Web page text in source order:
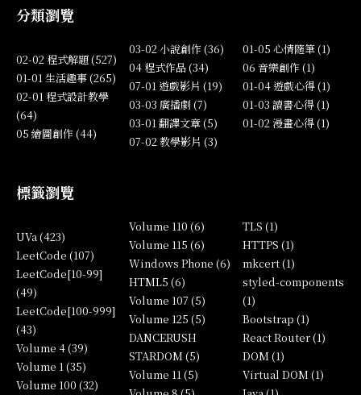
分類瀏覽
02-02 程式解題 (527)
01-01 生活趣事 (265)
02-01 程式設計教學
(64)
05 繪圖創作 (44)
03-02 小說創作 (36)
04 程式作品 (34)
07-01 遊戲影片 (19)
03-03 廣播劇 (7)
03-01 翻譯文章 (5)
07-02 教學影片 (3)
01-05 心情隨筆 (1)
06 音樂創作 (1)
01-04 遊戲心得 (1)
01-03 讀書心得 (1)
01-02 漫畫心得 (1)
標籤瀏覽
UVa (423)
LeetCode (107)
LeetCode[10-99]
(49)
LeetCode[100-999]
(43)
Volume 4 (39)
Volume 1 (35)
Volume 100 (32)
Volume 110 (6)
Volume 115 (6)
Windows Phone (6)
HTML5 (6)
Volume 107 (5)
Volume 125 (5)
DANCERUSH
STARDOM (5)
Volume 11 (5)
TLS (1)
HTTPS (1)
mkcert (1)
styled-components
(1)
Bootstrap (1)
React Router (1)
DOM (1)
Virtual DOM (1)